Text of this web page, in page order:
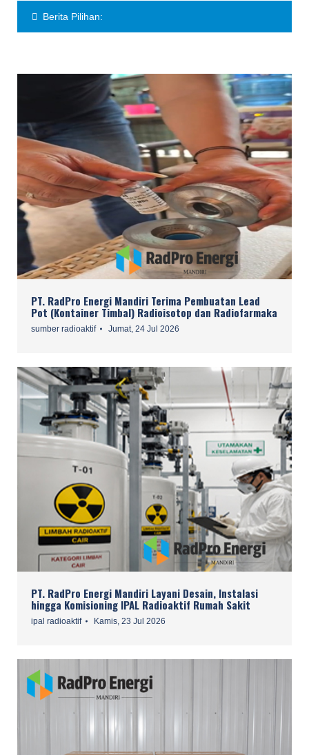
Berita Pilihan:
PT. RadPro Energi Mandiri Terima Pembuatan Lead
Pot (Kontainer Timbal) Radioisotop dan Radiofarmaka
sumber radioaktif Jumat, 24 Jul 2026
PT. RadPro Energi Mandiri Layani Desain, Instalasi
hingga Komisioning IPAL Radioaktif Rumah Sakit
ipal radioaktif Kamis, 23 Jul 2026